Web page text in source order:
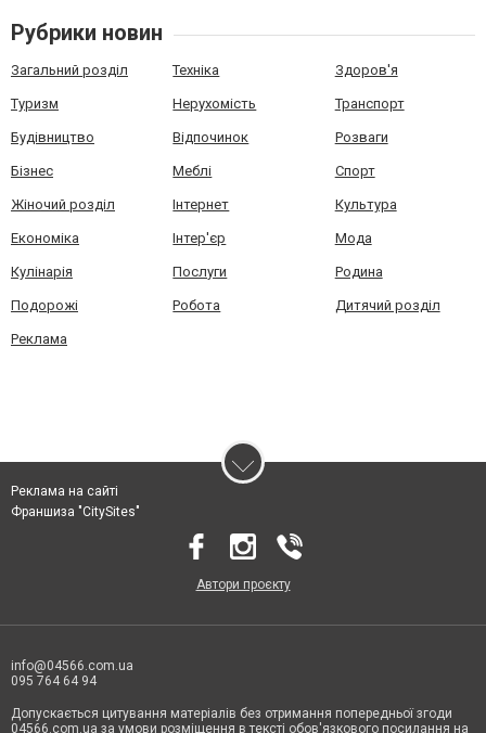
Рубрики новин
Загальний розділ Техніка Здоров'я
Туризм Нерухомість Транспорт
Будівництво Відпочинок Розваги
Бізнес Меблі Спорт
Жіночий розділ Інтернет Культура
Економіка Інтер'єр Мода
Кулінарія Послуги Родина
Подорожі Робота Дитячий розділ
Реклама
Реклама на сайті
Франшиза "CitySites"
Автори проєкту
info@04566.com.ua
095 764 64 94
Допускається цитування матеріалів без отримання попередньої згоди
04566.com.ua за умови розміщення в тексті обов'язкового посилання на